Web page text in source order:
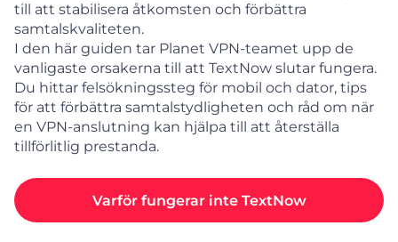
till att stabilisera åtkomsten och förbättra
samtalskvaliteten.
I den här guiden tar Planet VPN-teamet upp de
vanligaste orsakerna till att TextNow slutar fungera.
Du hittar felsökningssteg för mobil och dator, tips
för att förbättra samtalstydligheten och råd om när
en VPN-anslutning kan hjälpa till att återställa
tillförlitlig prestanda.
Varför fungerar inte TextNow